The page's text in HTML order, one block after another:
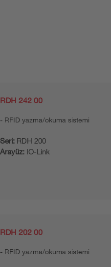
RDH 242 00
RFID yazma/okuma sistemi
Seri: RDH 200
Arayüz: IO-Link
RDH 202 00
RFID yazma/okuma sistemi